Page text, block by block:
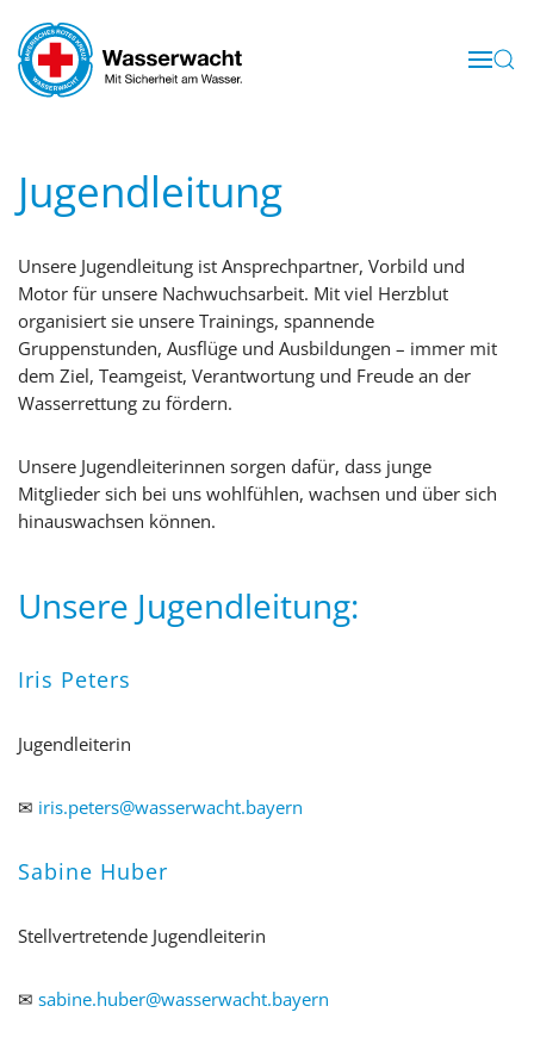
Skip to main content
Jugendleitung
Unsere Jugendleitung ist Ansprechpartner, Vorbild und
Motor für unsere Nachwuchsarbeit. Mit viel Herzblut
organisiert sie unsere Trainings, spannende
Gruppenstunden, Ausflüge und Ausbildungen – immer mit
dem Ziel, Teamgeist, Verantwortung und Freude an der
Wasserrettung zu fördern.
Unsere Jugendleiterinnen sorgen dafür, dass junge
Mitglieder sich bei uns wohlfühlen, wachsen und über sich
hinauswachsen können.
Unsere Jugendleitung:
Iris Peters
Jugendleiterin
✉ iris.peters@wasserwacht.bayern
Sabine Huber
Stellvertretende Jugendleiterin
✉ sabine.huber@wasserwacht.bayern